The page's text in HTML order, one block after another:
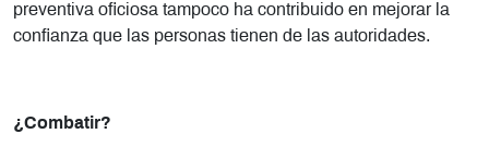
preventiva oficiosa tampoco ha contribuido en mejorar la
confianza que las personas tienen de las autoridades.
¿Combatir?